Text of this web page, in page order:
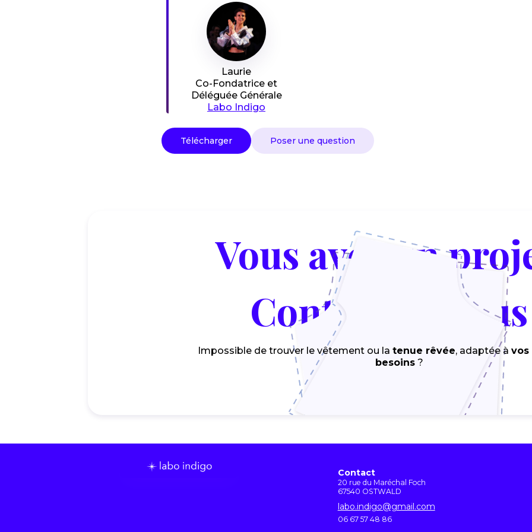
Laurie
Co-Fondatrice et
Déléguée Générale
Labo Indigo
Télécharger Poser une question
Vous avez un
Contactez-
Impossible de trouver le vêtement ou la tenue rêvée, adaptée à vos
besoins?
Contact
20 rue du Maréchal Foch
67540 OSTWALD
labo.indigo@gmail.com
06 67 57 48 86